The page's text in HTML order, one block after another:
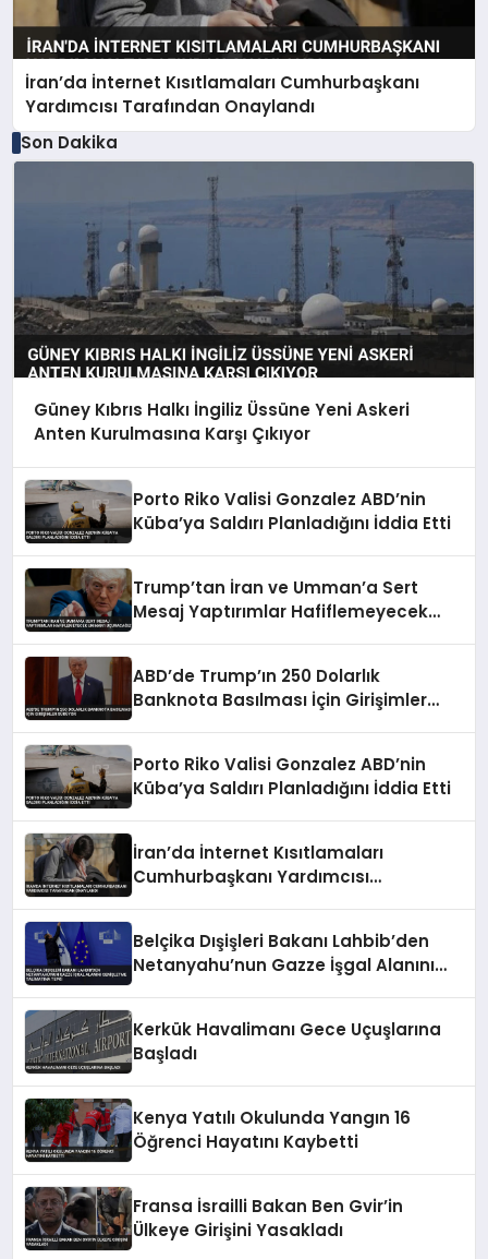
İran’da İnternet Kısıtlamaları Cumhurbaşkanı
Yardımcısı Tarafından Onaylandı
Son Dakika
Güney Kıbrıs Halkı İngiliz Üssüne Yeni Askeri
Anten Kurulmasına Karşı Çıkıyor
Porto Riko Valisi Gonzalez ABD’nin
Küba’ya Saldırı Planladığını İddia Etti
Trump’tan İran ve Umman’a Sert
Mesaj Yaptırımlar Hafiflemeyecek
ABD’de Trump’ın 250 Dolarlık
Banknota Basılması İçin Girişimler
Porto Riko Valisi Gonzalez ABD’nin
Küba’ya Saldırı Planladığını İddia Etti
İran’da İnternet Kısıtlamaları
Cumhurbaşkanı Yardımcısı
Belçika Dışişleri Bakanı Lahbib’den
Netanyahu’nun Gazze İşgal Alanını
Kerkük Havalimanı Gece Uçuşlarına
Başladı
Kenya Yatılı Okulunda Yangın 16
Öğrenci Hayatını Kaybetti
Fransa İsrailli Bakan Ben Gvir’in
Ülkeye Girişini Yasakladı